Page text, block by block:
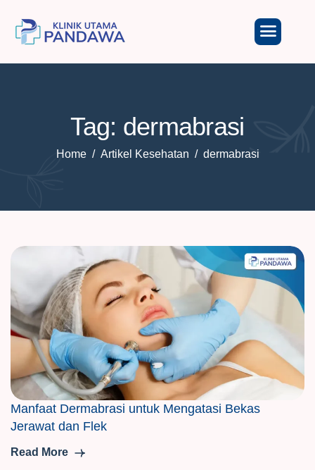
Tag: dermabrasi
Home Artikel Kesehatan dermabrasi
Manfaat Dermabrasi untuk Mengatasi Bekas
Jerawat dan Flek
Read More